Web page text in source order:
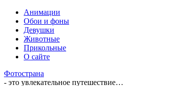
Анимации
Обои и фоны
Девушки
Животные
Прикольные
О сайте
Фотострана
- это увлекательное путешествие…